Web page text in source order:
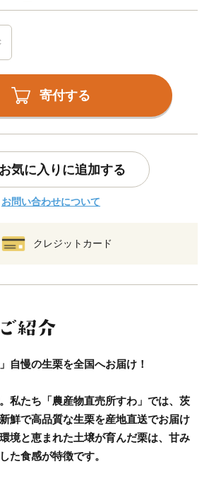
寄付する
お気に入りに追加する
お問い合わせについて
クレジットカード
自慢の生栗を全国へお届け！
私たち「農産物直売所すわ」では、茨
鮮で高品質な生栗を産地直送でお届け
境と恵まれた土壌が育んだ栗は、甘み
た食感が特徴です。